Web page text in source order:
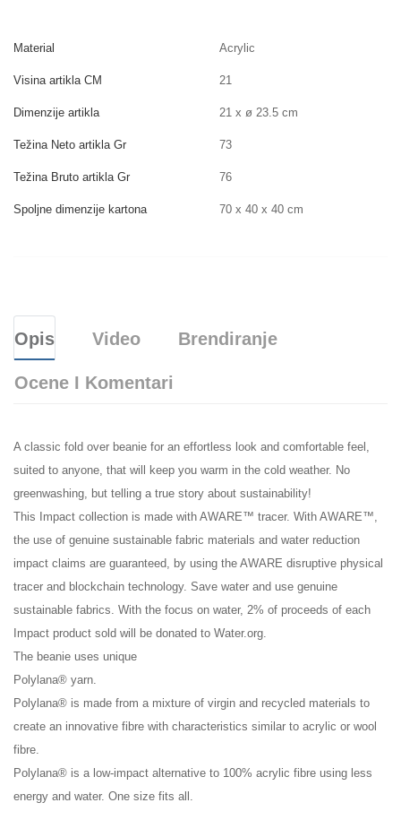
Material Acrylic
Visina artikla CM 21
Dimenzije artikla 21 x ø 23.5 cm
Težina Neto artikla Gr 73
Težina Bruto artikla Gr 76
Spoljne dimenzije kartona 70 x 40 x 40 cm
Opis Video Brendiranje
Ocene I Komentari
A classic fold over beanie for an effortless look and comfortable feel,
suited to anyone, that will keep you warm in the cold weather. No
greenwashing, but telling a true story about sustainability!
This Impact collection is made with AWARE™ tracer. With AWARE™,
the use of genuine sustainable fabric materials and water reduction
impact claims are guaranteed, by using the AWARE disruptive physical
tracer and blockchain technology. Save water and use genuine
sustainable fabrics. With the focus on water, 2% of proceeds of each
Impact product sold will be donated to Water.org.
The beanie uses unique
Polylana® yarn.
Polylana® is made from a mixture of virgin and recycled materials to
create an innovative fibre with characteristics similar to acrylic or wool
fibre.
Polylana® is a low-impact alternative to 100% acrylic fibre using less
energy and water. One size fits all.